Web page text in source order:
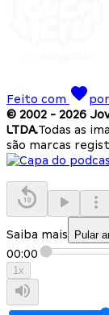
Feito com
por
© 2002 - 2026
LTDA.Todas as
são marcas
Saiba mais Pular
00:00
1x